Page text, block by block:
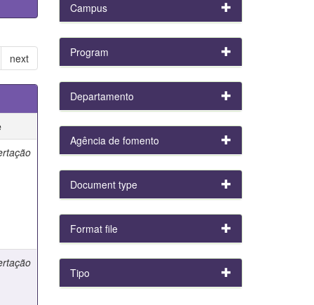
next
Campus
Program
Departamento
Agência de fomento
Document type
Format file
Tipo